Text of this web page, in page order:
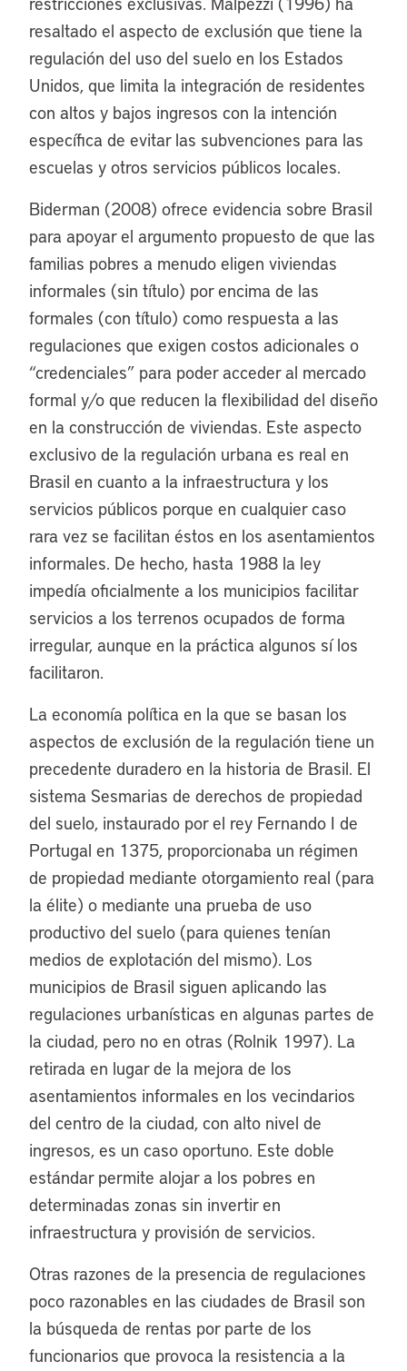
resaltado el aspecto de exclusión que tiene la
regulación del uso del suelo en los Estados
Unidos, que limita la integración de residentes
con altos y bajos ingresos con la intención
específica de evitar las subvenciones para las
escuelas y otros servicios públicos locales.
Biderman (2008) ofrece evidencia sobre Brasil
para apoyar el argumento propuesto de que las
familias pobres a menudo eligen viviendas
informales (sin título) por encima de las
formales (con título) como respuesta a las
regulaciones que exigen costos adicionales o
“credenciales” para poder acceder al mercado
formal y/o que reducen la flexibilidad del diseño
en la construcción de viviendas. Este aspecto
exclusivo de la regulación urbana es real en
Brasil en cuanto a la infraestructura y los
servicios públicos porque en cualquier caso
rara vez se facilitan éstos en los asentamientos
informales. De hecho, hasta 1988 la ley
impedía oficialmente a los municipios facilitar
servicios a los terrenos ocupados de forma
irregular, aunque en la práctica algunos sí los
facilitaron.
La economía política en la que se basan los
aspectos de exclusión de la regulación tiene un
precedente duradero en la historia de Brasil. El
sistema Sesmarias de derechos de propiedad
del suelo, instaurado por el rey Fernando I de
Portugal en 1375, proporcionaba un régimen
de propiedad mediante otorgamiento real (para
la élite) o mediante una prueba de uso
productivo del suelo (para quienes tenían
medios de explotación del mismo). Los
municipios de Brasil siguen aplicando las
regulaciones urbanísticas en algunas partes de
la ciudad, pero no en otras (Rolnik 1997). La
retirada en lugar de la mejora de los
asentamientos informales en los vecindarios
del centro de la ciudad, con alto nivel de
ingresos, es un caso oportuno. Este doble
estándar permite alojar a los pobres en
determinadas zonas sin invertir en
infraestructura y provisión de servicios.
Otras razones de la presencia de regulaciones
poco razonables en las ciudades de Brasil son
la búsqueda de rentas por parte de los
funcionarios que provoca la resistencia a la